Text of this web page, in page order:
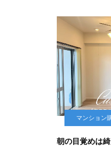
マンション
朝の目覚めは